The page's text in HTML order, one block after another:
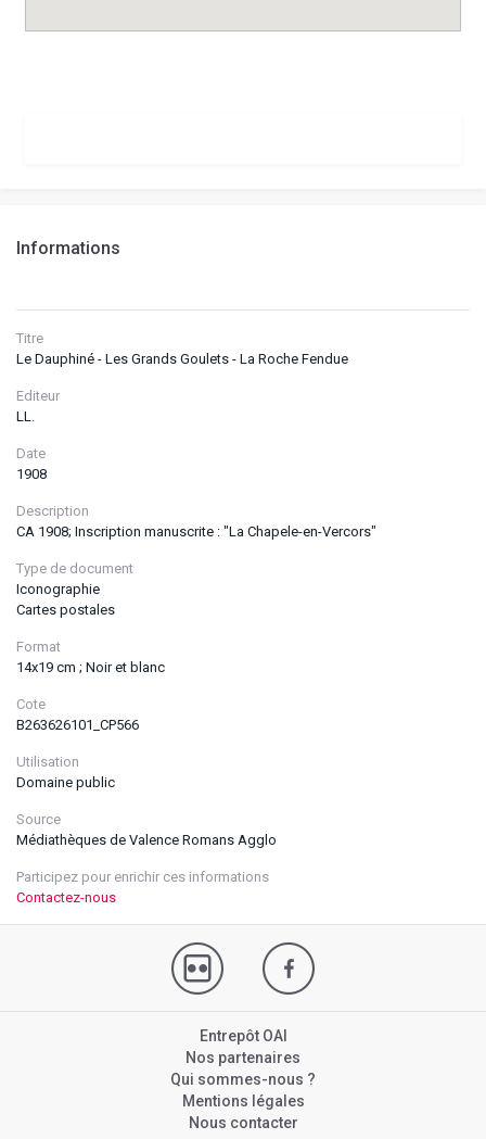
Informations
Titre
Le Dauphiné - Les Grands Goulets - La Roche Fendue
Editeur
LL.
Date
1908
Description
CA 1908; Inscription manuscrite : "La Chapele-en-Vercors"
Type de document
Iconographie
Cartes postales
Format
14x19 cm ; Noir et blanc
Cote
B263626101_CP566
Utilisation
Domaine public
Source
Médiathèques de Valence Romans Agglo
Participez pour enrichir ces informations
Contactez-nous
Entrepôt OAI
Nos partenaires
Qui sommes-nous ?
Mentions légales
Nous contacter